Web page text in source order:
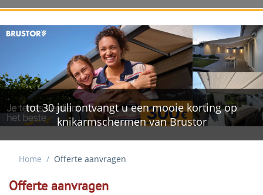
tot 30 juli ontvangt u een mooie korting op
knikarmschermen van Brustor
Home / Offerte aanvragen
Offerte aanvragen